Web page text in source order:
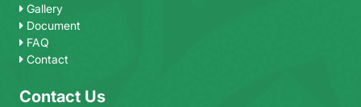
Gallery
Document
FAQ
Contact
Contact Us